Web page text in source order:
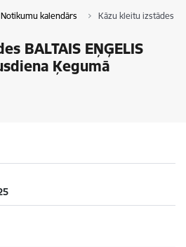
Notikumu kalendārs Kāzu kleitu izstādes
BALTAIS EŅĢELIS
Ķegumā